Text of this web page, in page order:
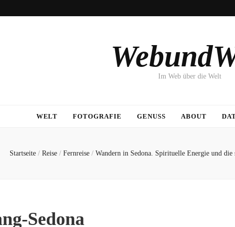
Im Web über die Welt
WELT FOTOGRAFIE GENUSS ABOUT
Startseite / Reise / Fernreise / Wandern in Sedona. Spirituelle Energie und die
Sedona